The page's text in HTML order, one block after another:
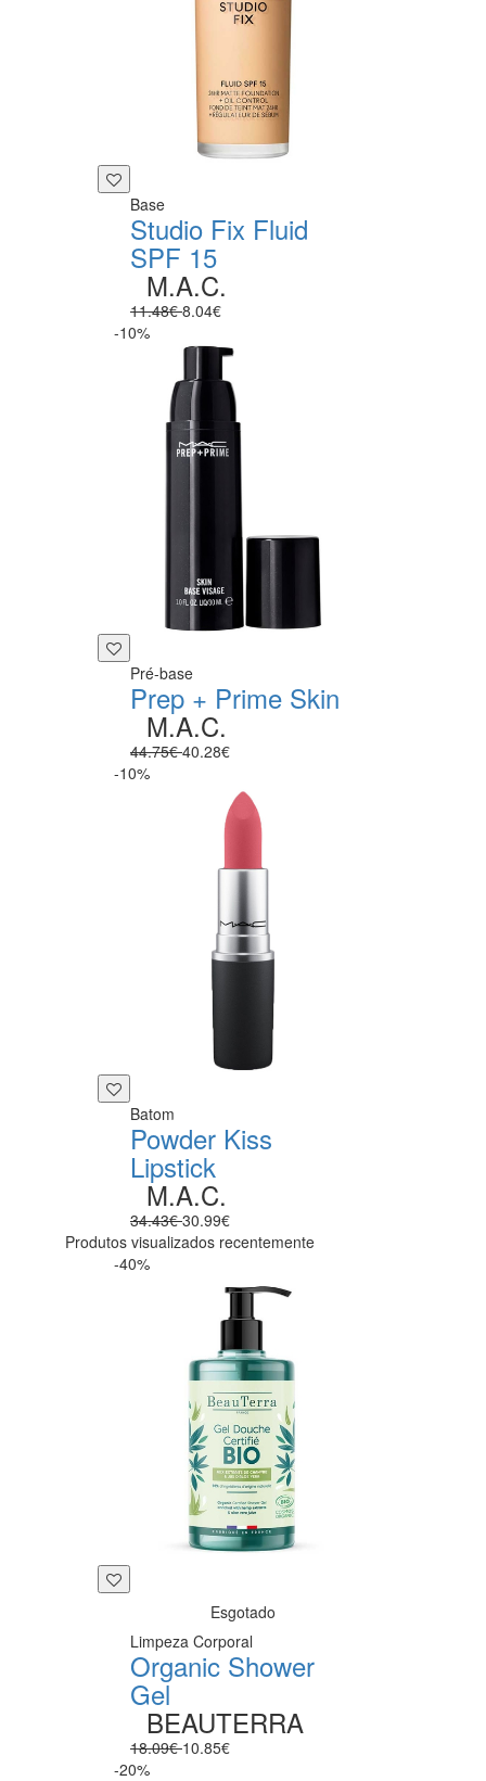
Base
Studio Fix Fluid
SPF 15
M.A.C.
11.48€8.04€
-10%
Pré-base
Prep + Prime Skin
M.A.C.
44.75€40.28€
-10%
Batom
Powder Kiss
Lipstick
M.A.C.
34.43€30.99€
Produtos visualizados recentemente
-40%
Esgotado
Limpeza Corporal
Organic Shower
Gel
BEAUTERRA
18.09€10.85€
-20%